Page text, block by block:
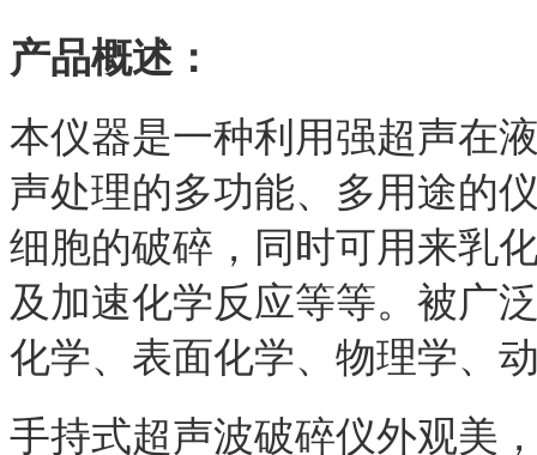
产品概述：
本仪器是一种利用强超声在
声处理的多功能、多用途的
细胞的破碎，同时可用来乳
及加速化学反应等等。被广
化学、表面化学、物理学、
手持式超声波破碎仪外观美